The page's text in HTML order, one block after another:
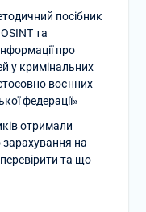
посібник
та
про
у кримінальних
воєнних
федерації»
отримали
зарахування на
та що